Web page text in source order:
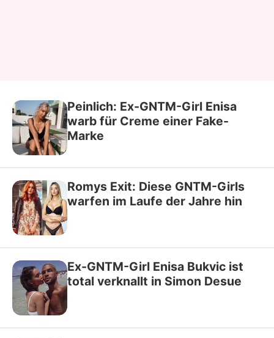
Peinlich: Ex-GNTM-Girl Enisa
warb für Creme einer Fake-
Marke
Romys Exit: Diese GNTM-Girls
warfen im Laufe der Jahre hin
Ex-GNTM-Girl Enisa Bukvic ist
total verknallt in Simon Desue